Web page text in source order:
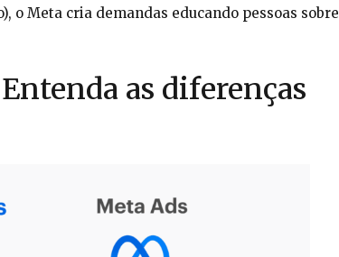
o Meta cria demandas educando pessoas sobre
as diferenças